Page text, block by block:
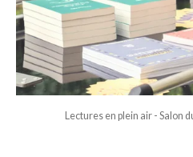
Lectures en plein air - Salon